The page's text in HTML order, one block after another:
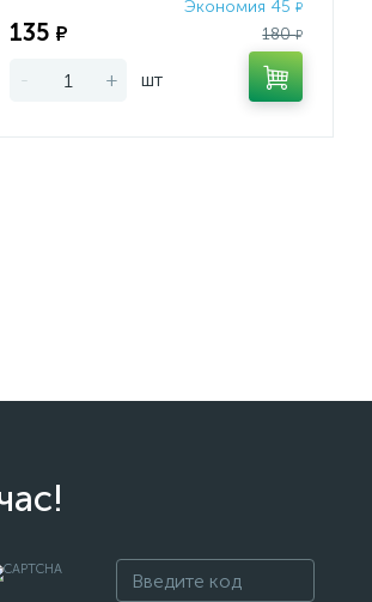
Экономия 45₽
135 ₽ 180₽
- + шт